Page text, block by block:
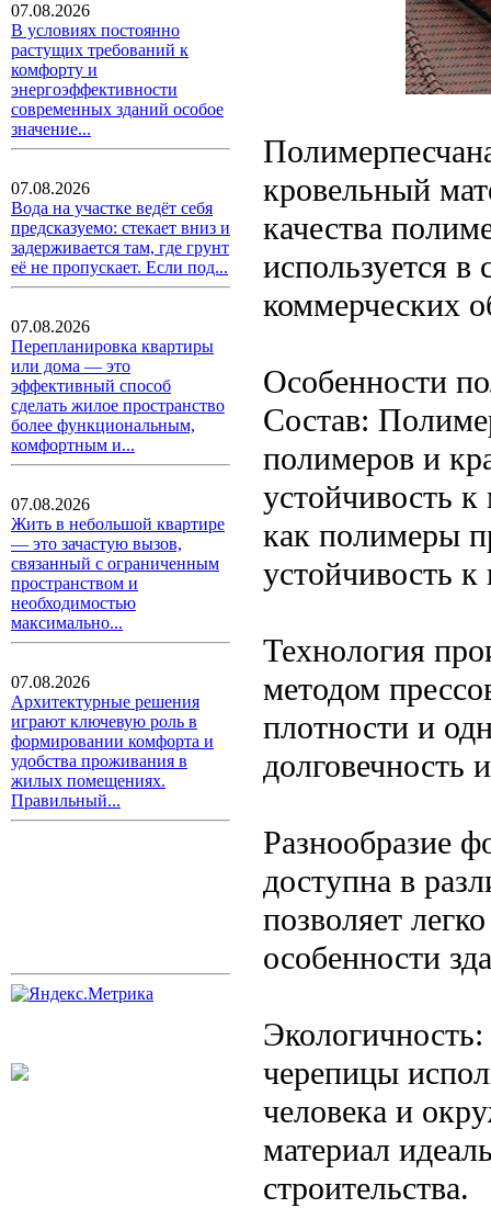
07.08.2026
В условиях постоянно
растущих требований к
комфорту и
энергоэффективности
современных зданий особое
значение...
07.08.2026
Вода на участке ведёт себя
предсказуемо: стекает вниз и
задерживается там, где грунт
её не пропускает. Если под...
07.08.2026
Перепланировка квартиры
или дома — это
эффективный способ
сделать жилое пространство
более функциональным,
комфортным и...
07.08.2026
Жить в небольшой квартире
— это зачастую вызов,
связанный с ограниченным
пространством и
необходимостью
максимально...
07.08.2026
Архитектурные решения
играют ключевую роль в
формировании комфорта и
удобства проживания в
жилых помещениях.
Правильный...
кровельный
качества
используется
коммерческих
Особенности
Состав:
полимеров и
устойчивость
как полимеры
устойчивость к
Технология
методом
плотности и
долговечность
Разнообразие
доступна в
позволяет
особенности
черепицы
человека и
материал
строительства.